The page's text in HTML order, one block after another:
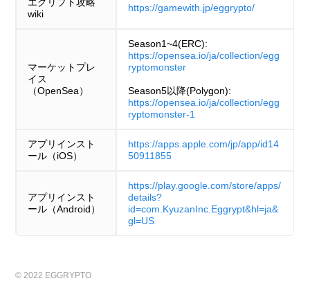
wiki
https://gamewith.jp/eggrypto/
マーケットプレ
イス
（OpenSea）
Season1~4(ERC):
https://opensea.io/ja/collection/egg
ryptomonster
Season5以降(Polygon):
https://opensea.io/ja/collection/egg
ryptomonster-1
アプリインスト
ール（iOS）
https://apps.apple.com/jp/app/id14
50911855
アプリインスト
ール（Android）
https://play.google.com/store/apps/
details?
id=com.KyuzanInc.Eggrypt&hl=ja&
gl=US
© 2022 EGGRYPTO